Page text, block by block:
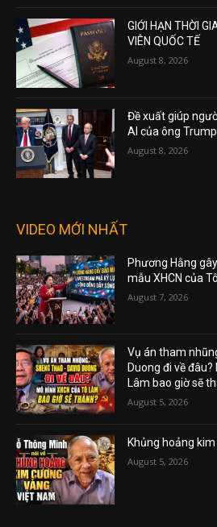
GIỚI HẠN THỜI
VIÊN QUỐC TẾ
August 8, 2026
Đề xuất giúp
AI của ông Trump
August 8, 2026
VIDEO MỚI NHẤT
Phương Hằng
mẫu XHCN của
August 7, 2026
Vụ án tham
Duong đi về đâu?
Lâm bao giờ sẽ
August 5, 2026
Khủng hoảng
August 5, 2026